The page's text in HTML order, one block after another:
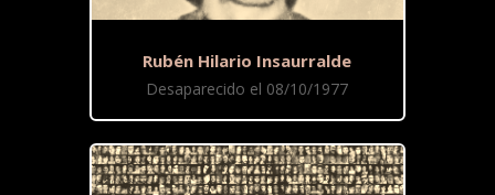
Rubén Hilario Insaurralde
Desaparecido el 08/10/1977